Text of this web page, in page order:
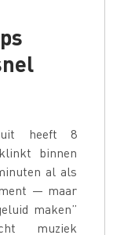
heeft 8
binnen
al als
— maar
maken”
muziek